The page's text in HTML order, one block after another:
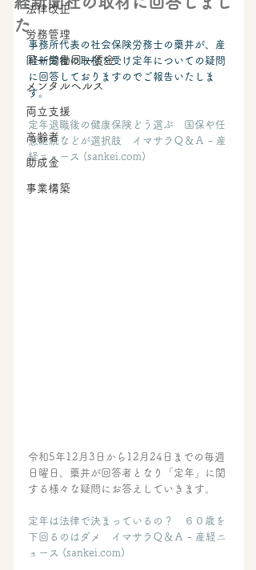
法律改正
労務管理
同一労働同一賃金
メンタルヘルス
両立支援
高齢者
助成金
事業構築
た
事務所代表の社会保険労務士の藥井が、産
経新聞社の取材を受け定年についての疑問
に回答しておりますのでご報告いたしま
す。
定年退職後の健康保険どう選ぶ　国保や任
意継続などが選択肢　イマサラＱ＆Ａ - 産
経ニュース (sankei.com)
令和5年12月3日から12月24日までの毎週
日曜日、藥井が回答者となり「定年」に関
する様々な疑問にお答えしていきます。
定年は法律で決まっているの？　６０歳を
下回るのはダメ　イマサラＱ＆Ａ - 産経ニ
ュース (sankei.com)